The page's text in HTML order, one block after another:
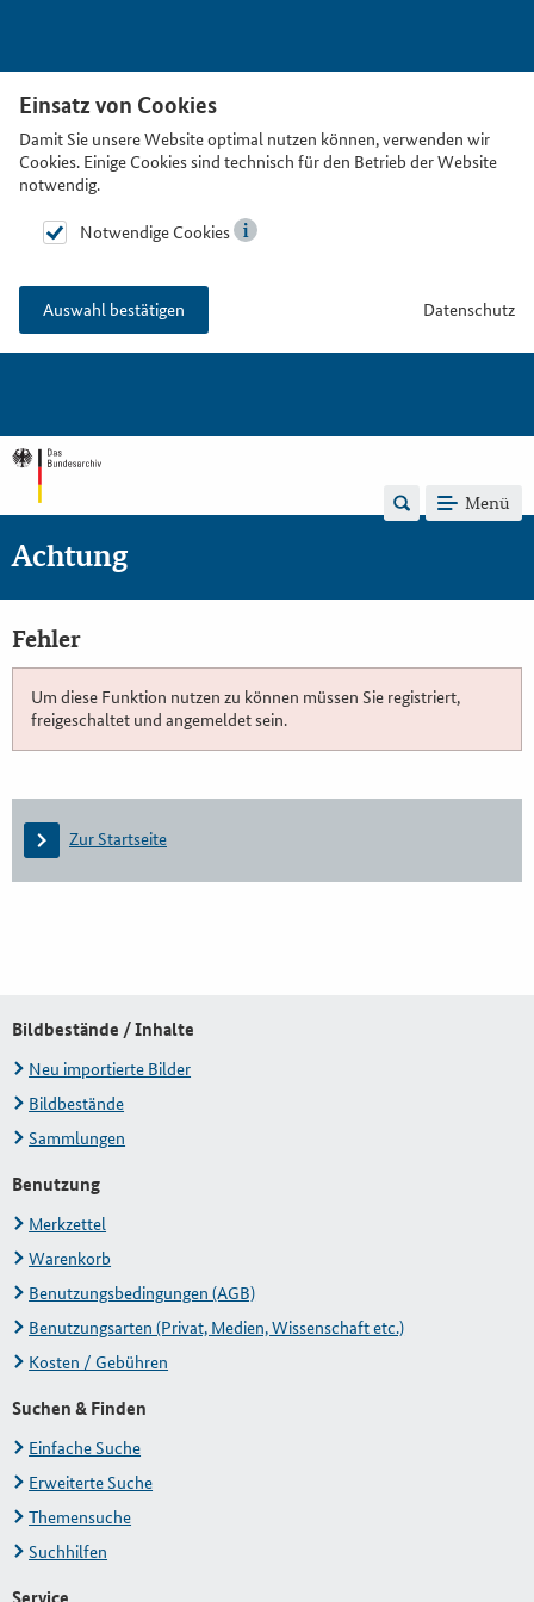
Einsatz von Cookies
Damit Sie unsere Website optimal nutzen können, verwenden wir
Cookies. Einige Cookies sind technisch für den Betrieb der Website
notwendig.
Notwendige Cookies
Auswahl bestätigen Datenschutz
Menü
Achtung
Fehler
Um diese Funktion nutzen zu können müssen Sie registriert,
freigeschaltet und angemeldet sein.
Zur Startseite
Bildbestände / Inhalte
Neu importierte Bilder
Bildbestände
Sammlungen
Benutzung
Merkzettel
Warenkorb
Benutzungsbedingungen (AGB)
Benutzungsarten (Privat, Medien, Wissenschaft etc.)
Kosten / Gebühren
Suchen & Finden
Einfache Suche
Erweiterte Suche
Themensuche
Suchhilfen